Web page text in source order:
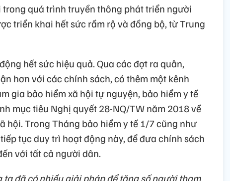
quá trình truyền thông phát triển người
triển khai hết sức rầm rộ và đồng bộ, từ Trung
hết sức hiệu quả. Qua các đợt ra quân,
hơn với các chính sách, có thêm một kênh
gia bảo hiểm xã hội tự nguyện, bảo hiểm y tế
mục tiêu Nghị quyết 28-NQ/TW năm 2018 về
hội. Trong Tháng bảo hiểm y tế 1/7 cũng như
tục duy trì hoạt động này, để đưa chính sách
với tất cả người dân.
ta đã có nhiều giải pháp để tăng số người tham